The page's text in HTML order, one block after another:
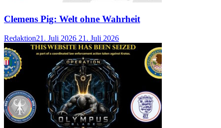
Clemens Pig: Welt ohne Wahrheit
Redaktion21. Juli 2026 21. Juli 2026